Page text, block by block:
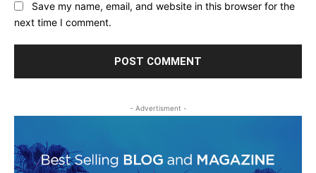
Save my name, email, and website in this browser for the
next time I comment.
- Advertisment -